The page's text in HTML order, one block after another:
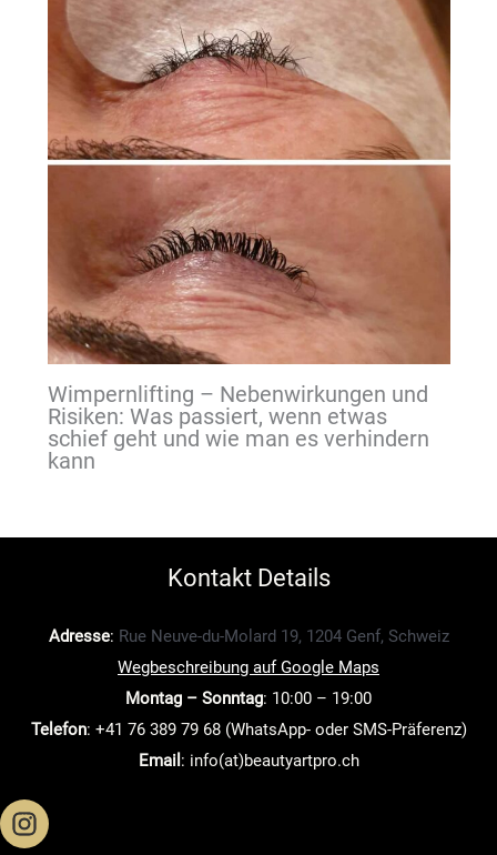
Wimpernlifting – Nebenwirkungen und
Risiken: Was passiert, wenn etwas
schief geht und wie man es verhindern
kann
Kontakt Details
Adresse: Rue Neuve-du-Molard 19, 1204 Genf, Schweiz
Wegbeschreibung auf Google Maps
Montag – Sonntag: 10:00 – 19:00
Telefon: +41 76 389 79 68 (WhatsApp- oder SMS-Präferenz)
Email : info(at)beautyartpro.ch